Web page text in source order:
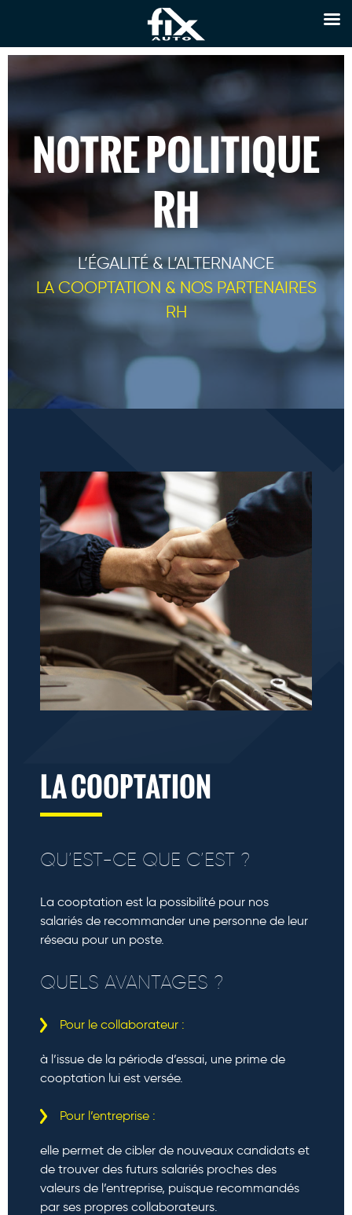
NOTRE POLITIQUE
RH
L’ÉGALITÉ & L’ALTERNANCE
LA COOPTATION & NOS PARTENAIRES
RH
LA COOPTATION
QU’EST-CE QUE C’EST ?
La cooptation est la possibilité pour nos
salariés de recommander une personne de leur
réseau pour un poste.
QUELS AVANTAGES ?
Pour le collaborateur :
à l’issue de la période d’essai, une prime de
cooptation lui est versée.
Pour l’entreprise :
elle permet de cibler de nouveaux candidats et
de trouver des futurs salariés proches des
valeurs de l’entreprise, puisque recommandés
par ses propres collaborateurs.